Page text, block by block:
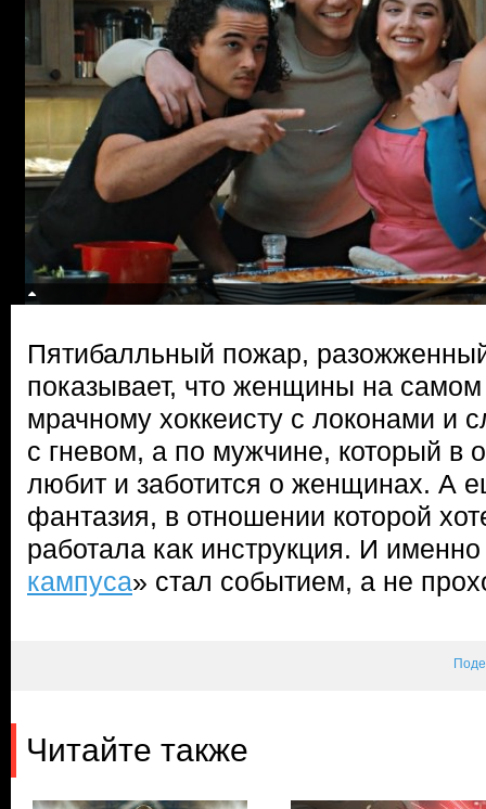
Пятибалльный пожар,
показывает, что женщины на
мрачному хоккеисту с локонами и
с гневом, а по мужчине, который в
любит и заботится о женщинах. А
фантазия, в отношении которой
работала как инструкция. И
кампуса» стал событием, а не
Читайте также